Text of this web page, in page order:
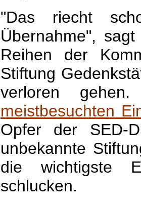
"Das riecht
Übernahme",
Reihen der
Stiftung
verloren
meistbesuchten
Opfer der SED-
unbekannte
die wichtigste
schlucken.